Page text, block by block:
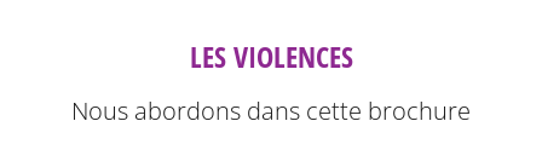
LES VIOLENCES
Nous abordons dans cette brochure